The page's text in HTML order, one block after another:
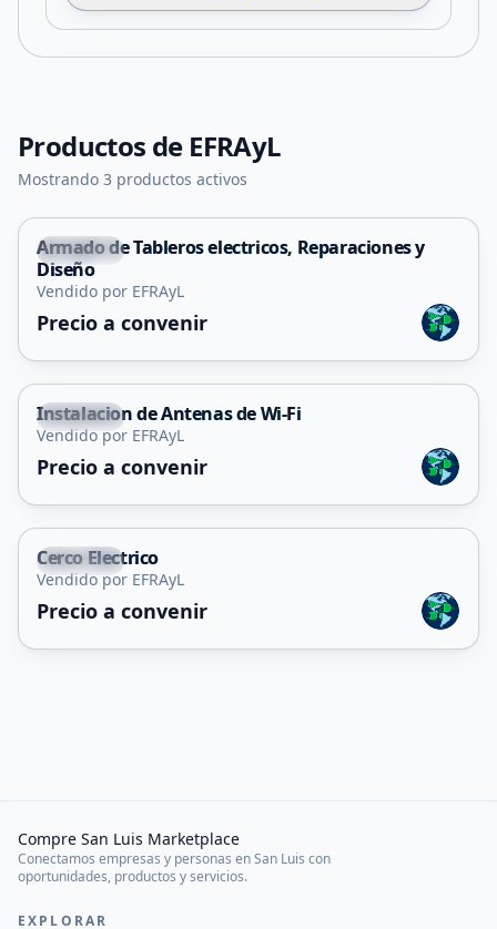
Productos de EFRAyL
Mostrando 3 productos activos
Capital
Servicio
Armado de Tableros electricos, Reparaciones y
Diseño
Vendido por EFRAyL
Precio a convenir
Capital
Servicio
Instalacion de Antenas de Wi-Fi
Vendido por EFRAyL
Precio a convenir
Capital
Servicio
Cerco Electrico
Vendido por EFRAyL
Precio a convenir
Compre San Luis Marketplace
Conectamos empresas y personas en San Luis con
oportunidades, productos y servicios.
EXPLORAR